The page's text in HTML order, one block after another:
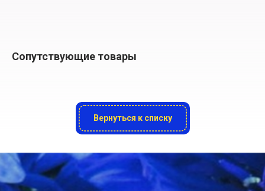
Сопутствующие товары
Вернуться к списку